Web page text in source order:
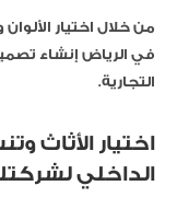
من خلال اختيار
في الرياض إنشاء
التجارية.
اختيار الأثاث
الداخلي